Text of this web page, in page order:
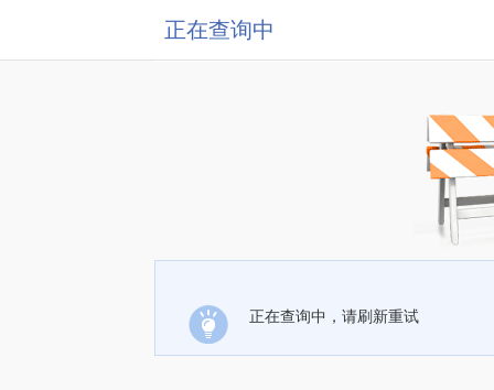
正在查询中
正在查询中，请刷新重试